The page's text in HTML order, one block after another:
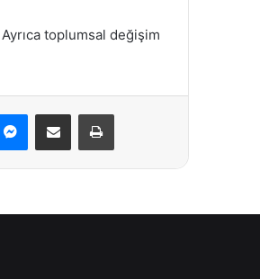
toplumsal değişim
Messenger
E-Posta ile paylaş Yazdır